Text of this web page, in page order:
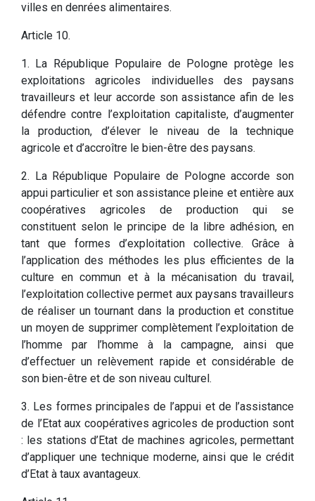
villes en denrées alimentaires.
Article 10.
1. La République Populaire de Pologne protège les
exploitations agricoles individuelles des paysans
travailleurs et leur accorde son assistance afin de les
défendre contre l’exploitation capitaliste, d’augmenter
la production, d’élever le niveau de la technique
agricole et d’accroître le bien-être des paysans.
2. La République Populaire de Pologne accorde son
appui particulier et son assistance pleine et entière aux
coopératives agricoles de production qui se
constituent selon le principe de la libre adhésion, en
tant que formes d’exploitation collective. Grâce à
l’application des méthodes les plus efficientes de la
culture en commun et à la mécanisation du travail,
l’exploitation collective permet aux paysans travailleurs
de réaliser un tournant dans la production et constitue
un moyen de supprimer complètement l’exploitation de
l’homme par l’homme à la campagne, ainsi que
d’effectuer un relèvement rapide et considérable de
son bien-être et de son niveau culturel.
3. Les formes principales de l’appui et de l’assistance
de l’Etat aux coopératives agricoles de production sont
: les stations d’Etat de machines agricoles, permettant
d’appliquer une technique moderne, ainsi que le crédit
d’Etat à taux avantageux.